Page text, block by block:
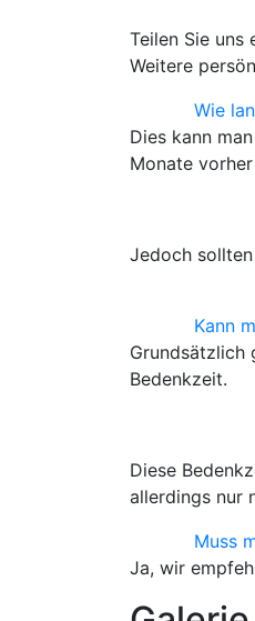
Teilen Sie uns
Weitere
Wie
Dies kann
Monate
Jedoch
Kann
Grundsätzlich
Bedenkzeit.
Diese
allerdings nur
Muss
Ja, wir